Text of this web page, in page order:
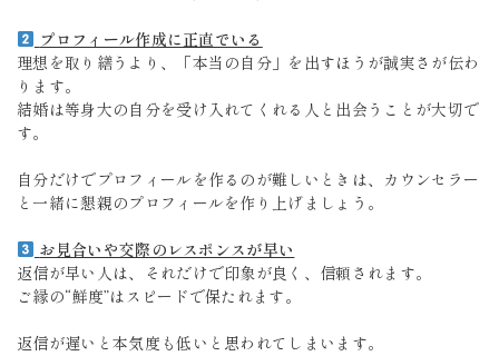
プロフィール作成に正直でいる
理想を取り繕うより、「本当の自分」を出すほうが誠実さが伝わ
ります。
結婚は等身大の自分を受け入れてくれる人と出会うことが大切で
す。
自分だけでプロフィールを作るのが難しいときは、カウンセラー
と一緒に懇親のプロフィールを作り上げましょう。
お見合いや交際のレスポンスが早い
返信が早い人は、それだけで印象が良く、信頼されます。
ご縁の“鮮度”はスピードで保たれます。
返信が遅いと本気度も低いと思われてしまいます。